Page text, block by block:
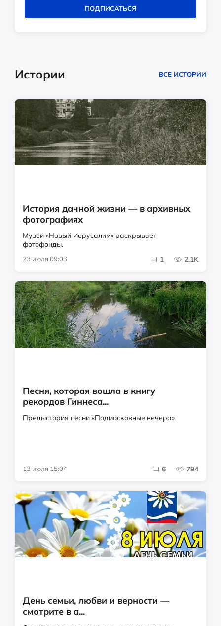
ПОДПИСАТЬСЯ
Истории ВСЕ ИСТОРИИ
История дачной жизни — в архивных
фотографиях
Музей «Новый Иерусалим» раскрывает
фотофонды.
23 июля 09:03 1 2.1K
Песня, которая вошла в книгу
рекордов Гиннеса...
Предыстория песни «Подмосковные вечера»
13 июля 15:04 6 794
День семьи, любви и верности —
смотрите в а...